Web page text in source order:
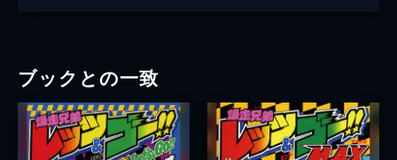
ブックとの一致